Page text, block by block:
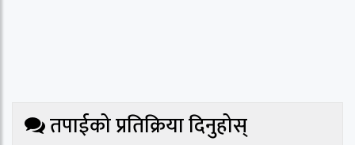
तपाईको प्रतिक्रिया दिनुहोस्